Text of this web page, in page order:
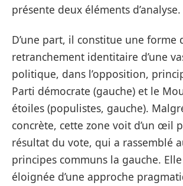
présente deux éléments d’analyse.
D’une part, il constitue une forme
retranchement identitaire d’une
politique, dans l’opposition,
Parti démocrate (gauche) et le
étoiles (populistes, gauche).
concrète, cette zone voit d’un œil
résultat du vote, qui a rassemblé
principes communs la gauche.
éloignée d’une approche